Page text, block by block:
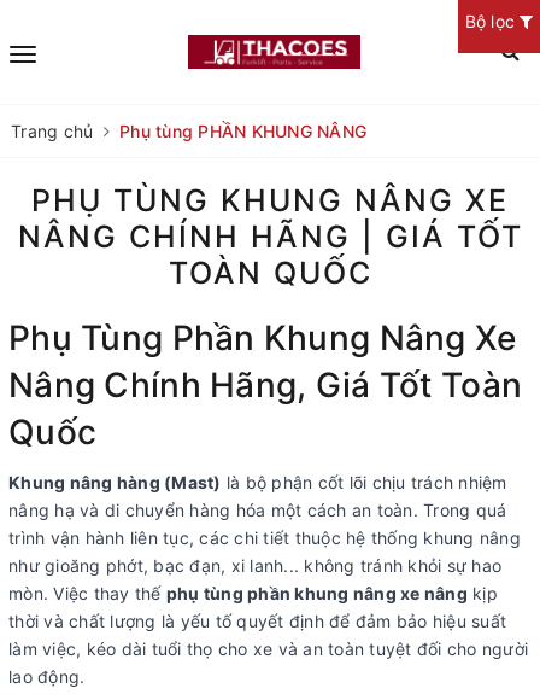
Trang chủ Phụ tùng PHẦN KHUNG NÂNG
PHỤ TÙNG KHUNG NÂNG XE
NÂNG CHÍNH HÃNG | GIÁ TỐT
TOÀN QUỐC
Phụ Tùng Phần Khung Nâng Xe
Nâng Chính Hãng, Giá Tốt Toàn
Quốc
Khung nâng hàng (Mast) là bộ phận cốt lõi chịu trách nhiệm
nâng hạ và di chuyển hàng hóa một cách an toàn. Trong quá
trình vận hành liên tục, các chi tiết thuộc hệ thống khung nâng
như gioăng phớt, bạc đạn, xi lanh... không tránh khỏi sự hao
mòn. Việc thay thế phụ tùng phần khung nâng xe nâng kịp
thời và chất lượng là yếu tố quyết định để đảm bảo hiệu suất
làm việc, kéo dài tuổi thọ cho xe và an toàn tuyệt đối cho người
lao động.
Bộ lọc